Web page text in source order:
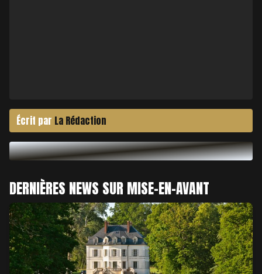
Écrit par La Rédaction
DERNIÈRES NEWS SUR MISE-EN-AVANT